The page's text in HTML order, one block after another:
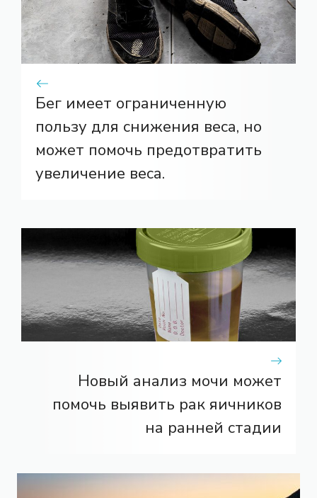
Бег имеет ограниченную
пользу для снижения веса, но
может помочь предотвратить
увеличение веса.
Новый анализ мочи может
помочь выявить рак яичников
на ранней стадии